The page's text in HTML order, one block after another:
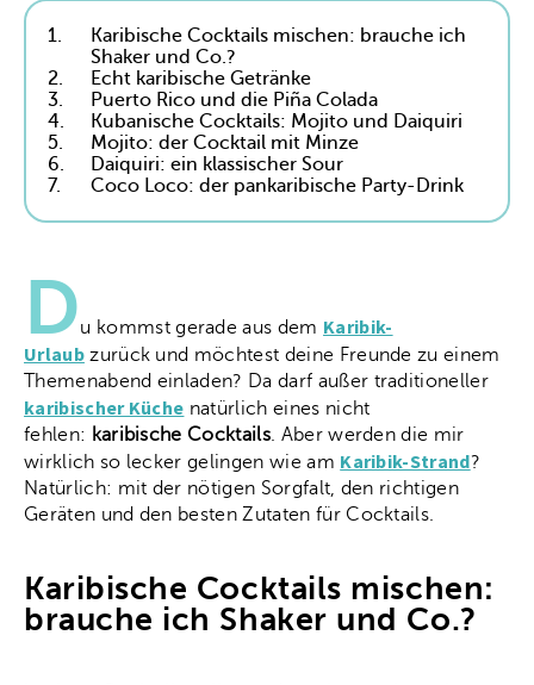
1.
Karibische Cocktails mischen: brauche ich
Shaker und Co.?
2.
Echt karibische Getränke
3.
Puerto Rico und die Piña Colada
4.
Kubanische Cocktails: Mojito und Daiquiri
5.
Mojito: der Cocktail mit Minze
6.
Daiquiri: ein klassischer Sour
7.
Coco Loco: der pankaribische Party-Drink
Du kommst gerade aus dem Karibik-
Urlaubzurück und möchtest deine Freunde zu einem
Themenabend einladen? Da darf außer traditioneller
karibischer Küche natürlich eines nicht
fehlen: karibische Cocktails. Aber werden die mir
wirklich so lecker gelingen wie am Karibik-Strand?
Natürlich: mit der nötigen Sorgfalt, den richtigen
Geräten und den besten Zutaten für Cocktails.
Karibische Cocktails mischen:
brauche ich Shaker und Co.?